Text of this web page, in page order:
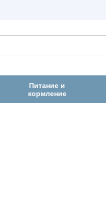
Питание и
кормление